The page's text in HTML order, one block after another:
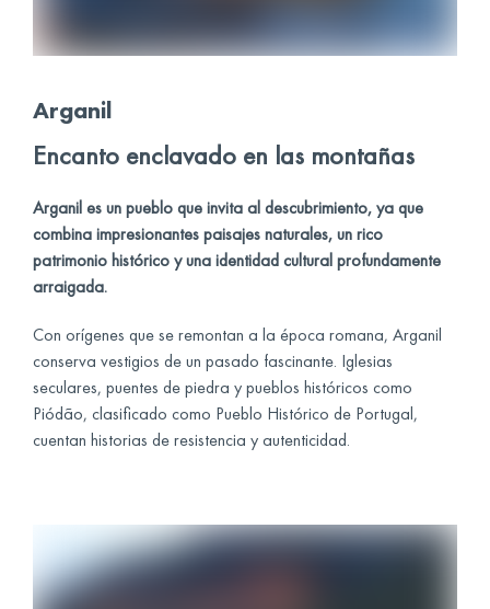
Arganil
Encanto enclavado en las montañas
Arganil es un pueblo que invita al descubrimiento, ya que
combina impresionantes paisajes naturales, un rico
patrimonio histórico y una identidad cultural profundamente
arraigada.
Con orígenes que se remontan a la época romana, Arganil
conserva vestigios de un pasado fascinante. Iglesias
seculares, puentes de piedra y pueblos históricos como
Piódão, clasificado como Pueblo Histórico de Portugal,
cuentan historias de resistencia y autenticidad.